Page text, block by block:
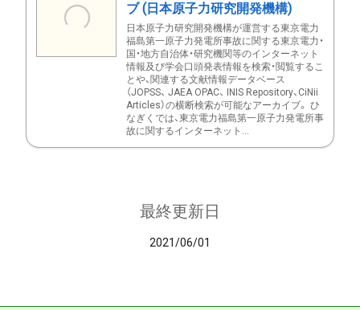
ブ (日本原子力研究開発機構)
日本原子力研究開発機構が運営する東京電力
福島第一原子力発電所事故に関する東京電力・
国・地方自治体・研究機関等のインターネット
情報及び学会口頭発表情報を検索・閲覧するこ
とや、関連する文献情報データベース
（JOPSS、 JAEA OPAC、 INIS Repository、CiNii
Articles）の横断検索が可能なアーカイブ。 ひ
なぎくでは、東京電力福島第一原子力発電所事
故に関するインターネット...
最終更新日
2021/06/01